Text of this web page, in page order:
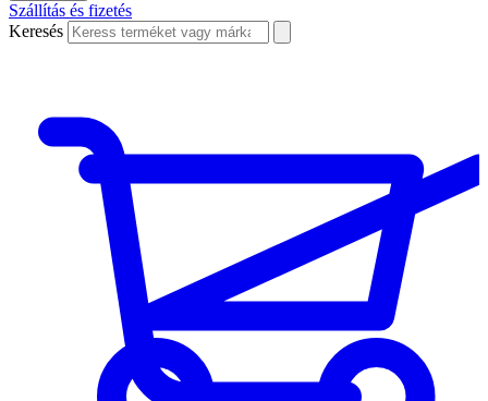
Szállítás és fizetés
Keresés